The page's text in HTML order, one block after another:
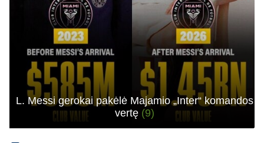
L. Messi gerokai pakėlė Majamio „Inter“ komandos
vertę (9)